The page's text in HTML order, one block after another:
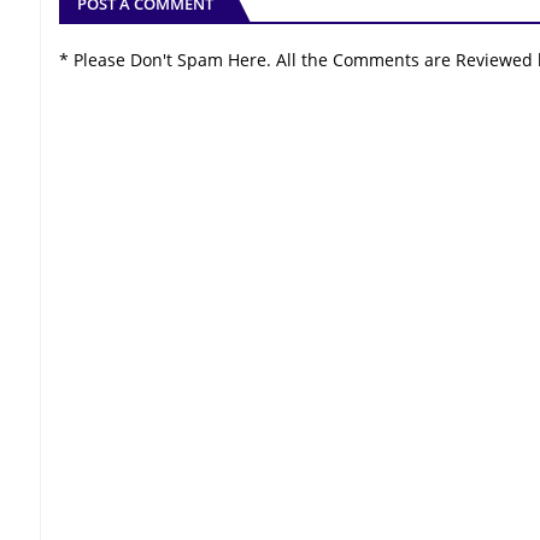
* Please Don't Spam Here. All the Comments are Reviewed